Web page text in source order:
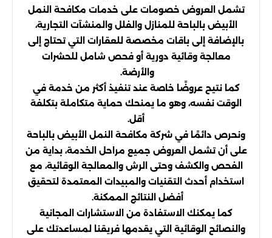
تشمل العروض خصومات على خدمات مكافحة النمل
الأبيض بالباحة للمنازل والفلل والمنشآت التجارية،
بالإضافة إلى باقات مخصصة للعقارات التي تحتاج إلى
معالجة وقائية دورية أو فحص شامل للحشرات
والأرضة.
كما نتيح عروضًا خاصة عند تنفيذ أكثر من خدمة في
الوقت نفسه، وهو ما يمنحك حماية متكاملة بتكلفة
أقل.
ونحرص دائمًا في شركة مكافحة النمل الأبيض بالباحة
على أن تشمل العروض جميع مراحل الخدمة، بداية من
الفحص والكشف وحتى الرش والمعالجة الوقائية، مع
استخدام أحدث التقنيات والمبيدات المعتمدة لتحقيق
أفضل النتائج الممكنة.
كما يمكنك الاستفادة من الاستشارات المجانية
والنصائح الوقائية التي يقدمها فريقنا لمساعدتك على